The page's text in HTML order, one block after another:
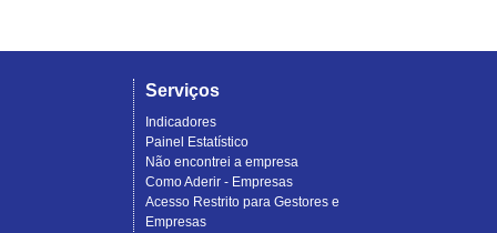
Serviços
Indicadores
Painel Estatístico
Não encontrei a empresa
Como Aderir - Empresas
Acesso Restrito para Gestores e
Empresas